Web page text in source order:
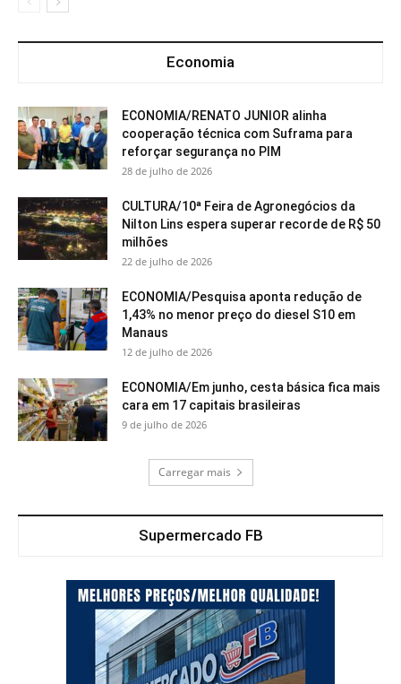
Economia
ECONOMIA/RENATO JUNIOR alinha
cooperação técnica com Suframa para
reforçar segurança no PIM
28 de julho de 2026
CULTURA/10ª Feira de Agronegócios da
Nilton Lins espera superar recorde de R$ 50
milhões
22 de julho de 2026
ECONOMIA/Pesquisa aponta redução de
1,43% no menor preço do diesel S10 em
Manaus
12 de julho de 2026
ECONOMIA/Em junho, cesta básica fica mais
cara em 17 capitais brasileiras
9 de julho de 2026
Carregar mais
Supermercado FB